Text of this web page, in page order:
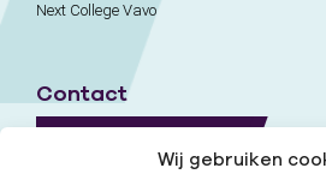
Wij gebruiken
Next College Vavo
Contact